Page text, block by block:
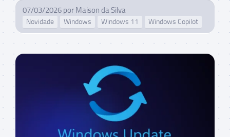
07/03/2026 por Maison da Silva
Novidade Windows Windows 11 Windows Copilot